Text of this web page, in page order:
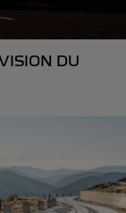
DU